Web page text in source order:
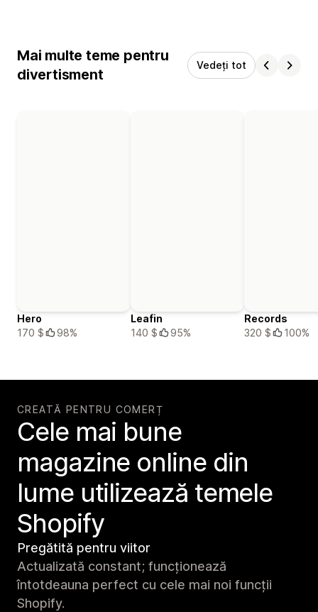
Mai multe teme pentru
divertisment
Vedeți tot
Hero
170 $
98%
Leafin
140 $
95%
Records
320 $
100%
CREATĂ PENTRU COMERȚ
Cele mai bune
magazine online din
lume utilizează temele
Shopify
Pregătită pentru viitor
Actualizată constant; funcționează
întotdeauna perfect cu cele mai noi funcții
Shopify.